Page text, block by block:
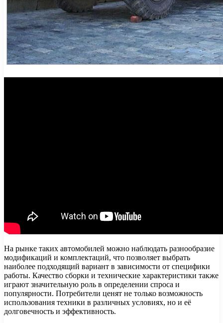
На рынке таких автомобилей можно наблюдать разнообразие
модификаций и комплектаций, что позволяет выбрать
наиболее подходящий вариант в зависимости от специфики
работы. Качество сборки и технические характеристики также
играют значительную роль в определении спроса и
популярности. Потребители ценят не только возможность
использования техники в различных условиях, но и её
долговечность и эффективность.